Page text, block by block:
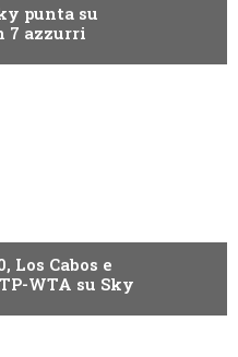
punta su
7 azzurri
Los Cabos e
WTA su Sky